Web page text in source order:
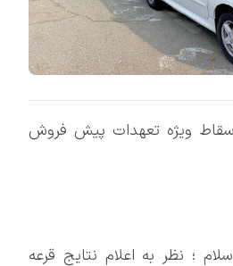
تعهدات پیش فروش
اعلام نتايج قرعه